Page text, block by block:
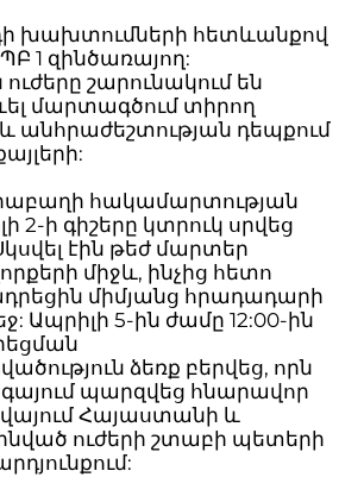
խախտումների հետևանքով
1 զինծառայող:
շարունակում են
մարտագծում տիրող
անհրաժեշտության դեպքում
հակամարտության
2-ի գիշերը կտրուկ սրվեց
էին թեժ մարտեր
միջև, ինչից հետո
միմյանց հրադադարի
Ապրիլի 5-ին ժամը 12:00-ին
ձեռք բերվեց, որն
պարզվեց հնարավոր
Հայաստանի և
ուժերի շտաբի պետերի